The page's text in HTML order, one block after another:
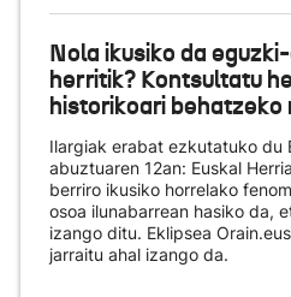
Nola ikusiko da
herritik? Kontsultatu
historikoari behatzeko
Ilargiak erabat ezkutatuko du
abuztuaren 12an: Euskal
berriro ikusiko horrelako
osoa ilunabarrean hasiko da,
izango ditu. Eklipsea
jarraitu ahal izango da.